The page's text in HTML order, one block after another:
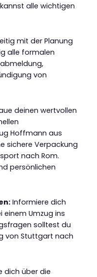
alle wichtigen
mit der Planung
alle formalen
von
deinen wertvollen
Hoffmann aus
sichere Verpackung
nach Rom.
persönlichen
Informiere dich
Umzug ins
solltest du
von Stuttgart nach
dich über die